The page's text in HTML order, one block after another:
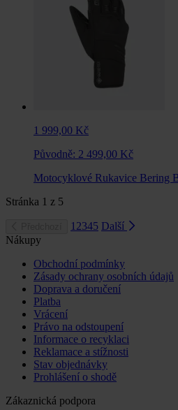
1 999,00 Kč
Původně: 2 499,00 Kč
Motocyklové Rukavice Bering
Stránka 1 z 5
1 2345 Další
Nákupy
Obchodní podmínky
Zásady ochrany osobních údajů
Doprava a doručení
Platba
Vrácení
Právo na odstoupení
Informace o recyklaci
Reklamace a stížnosti
Stav objednávky
Prohlášení o shodě
Zákaznická podpora